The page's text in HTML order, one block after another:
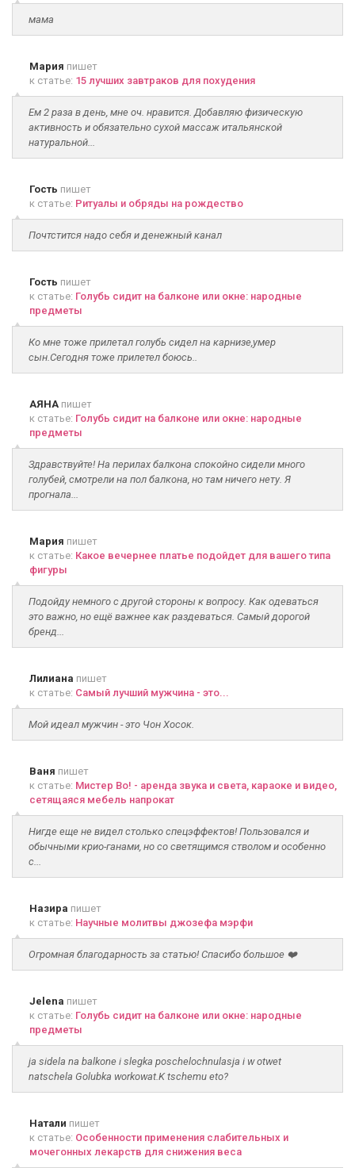
мама
Мария пишет
к статье: 15 лучших завтраков для похудения
Ем 2 раза в день, мне оч. нравится. Добавляю физическую
активность и обязательно сухой массаж итальянской
натуральной...
Гость пишет
к статье: Ритуалы и обряды на рождество
Почтстится надо себя и денежный канал
Гость пишет
к статье: Голубь сидит на балконе или окне: народные
предметы
Ко мне тоже прилетал голубь сидел на карнизе,умер
сын.Сегодня тоже прилетел боюсь..
АЯНА пишет
к статье: Голубь сидит на балконе или окне: народные
предметы
Здравствуйте! На перилах балкона спокойно сидели много
голубей, смотрели на пол балкона, но там ничего нету. Я
прогнала...
Мария пишет
к статье: Какое вечернее платье подойдет для вашего типа
фигуры
Подойду немного с другой стороны к вопросу. Как одеваться
это важно, но ещё важнее как раздеваться. Самый дорогой
бренд...
Лилиана пишет
к статье: Самый лучший мужчина - это...
Мой идеал мужчин - это Чон Хосок.
Ваня пишет
к статье: Мистер Во! - аренда звука и света, караоке и видео,
сетящаяся мебель напрокат
Нигде еще не видел столько спецэффектов! Пользовался и
обычными крио-ганами, но со светящимся стволом и особенно
с...
Назира пишет
к статье: Научные молитвы джозефа мэрфи
Огромная благодарность за статью! Спасибо большое ❤️
Jelena пишет
к статье: Голубь сидит на балконе или окне: народные
предметы
ja sidela na balkone i slegka poschelochnulasja i w otwet
natschela Golubka workowat.K tschemu eto?
Натали пишет
к статье: Особенности применения слабительных и
мочегонных лекарств для снижения веса